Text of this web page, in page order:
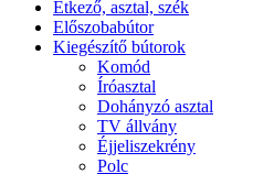
Étkező, asztal, szék
Előszobabútor
Kiegészítő bútorok
Komód
Íróasztal
Dohányzó asztal
TV állvány
Éjjeliszekrény
Polc